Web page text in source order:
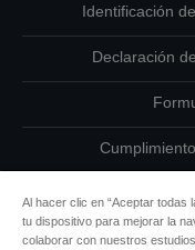
Identificación
Declaración
Al hacer clic en “Aceptar todas
tu dispositivo para mejorar la
colaborar con nuestros